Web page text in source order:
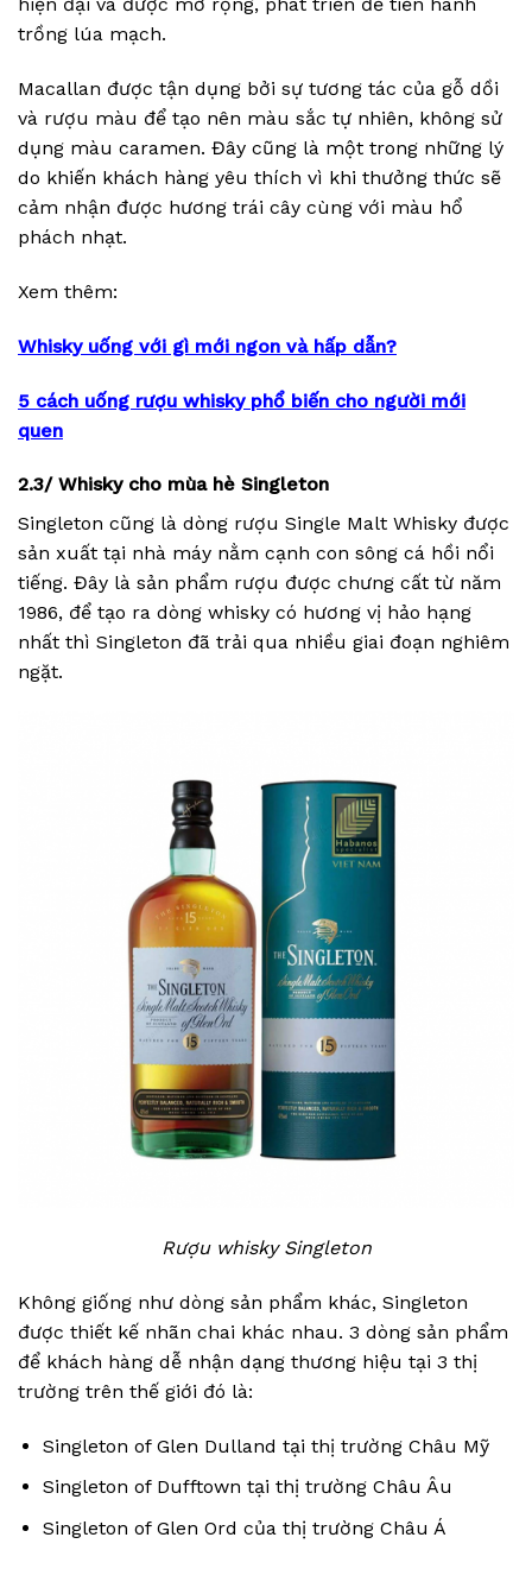
hiện đại và được mở rộng, phát triển để tiến hành
trồng lúa mạch.
Macallan được tận dụng bởi sự tương tác của gỗ dồi
và rượu màu để tạo nên màu sắc tự nhiên, không sử
dụng màu caramen. Đây cũng là một trong những lý
do khiến khách hàng yêu thích vì khi thưởng thức sẽ
cảm nhận được hương trái cây cùng với màu hổ
phách nhạt.
Xem thêm:
Whisky uống với gì mới ngon và hấp dẫn?
5 cách uống rượu whisky phổ biến cho người mới
quen
2.3/ Whisky cho mùa hè Singleton
Singleton cũng là dòng rượu Single Malt Whisky được
sản xuất tại nhà máy nằm cạnh con sông cá hồi nổi
tiếng. Đây là sản phẩm rượu được chưng cất từ năm
1986, để tạo ra dòng whisky có hương vị hảo hạng
nhất thì Singleton đã trải qua nhiều giai đoạn nghiêm
ngặt.
Rượu whisky Singleton
Không giống như dòng sản phẩm khác, Singleton
được thiết kế nhãn chai khác nhau. 3 dòng sản phẩm
để khách hàng dễ nhận dạng thương hiệu tại 3 thị
trường trên thế giới đó là:
Singleton of Glen Dulland tại thị trường Châu Mỹ
Singleton of Dufftown tại thị trường Châu Âu
Singleton of Glen Ord của thị trường Châu Á